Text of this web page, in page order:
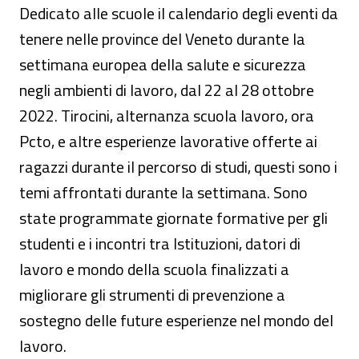
Dedicato alle scuole il calendario degli eventi da
tenere nelle province del Veneto durante la
settimana europea della salute e sicurezza
negli ambienti di lavoro, dal 22 al 28 ottobre
2022. Tirocini, alternanza scuola lavoro, ora
Pcto, e altre esperienze lavorative offerte ai
ragazzi durante il percorso di studi, questi sono i
temi affrontati durante la settimana. Sono
state programmate giornate formative per gli
studenti e i incontri tra Istituzioni, datori di
lavoro e mondo della scuola finalizzati a
migliorare gli strumenti di prevenzione a
sostegno delle future esperienze nel mondo del
lavoro.